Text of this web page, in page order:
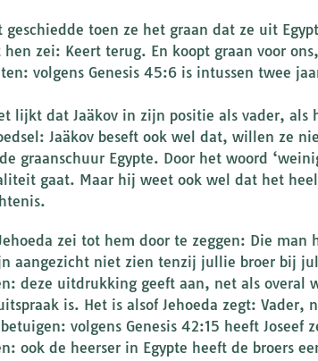
geschiedde toen ze het graan dat ze uit
zei: Keert terug. En koopt graan voor
volgens Genesis 45:6 is intussen twee
lijkt dat Jaäkov in zijn positie als vader,
Jaäkov beseft ook wel dat, willen ze
graanschuur Egypte. Door het woord
gaat. Maar hij weet ook wel dat het
zei tot hem door te zeggen: Die
aangezicht niet zien tenzij jullie broer bij
deze uitdrukking geeft aan, net als overal
is. Het is alsof Jehoeda zegt: Vader,
volgens Genesis 42:15 heeft Joseef
ook de heerser in Egypte heeft de broers